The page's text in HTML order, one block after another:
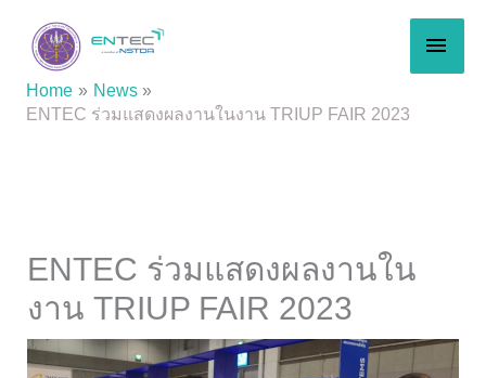
content
Home
News
ENTEC ร่วมแสดงผลงานในงาน TRIUP FAIR 2023
ENTEC ร่วมแสดงผลงานใน
งาน TRIUP FAIR 2023